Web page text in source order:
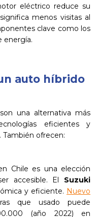
eléctrico reduce su
menos visitas al
clave como los
energía.
auto híbrido
una alternativa más
eficientes y
ofrecen:
Chile es una elección
accesible. El Suzuki
y eficiente. Nuevo
que usado puede
(año 2022) en